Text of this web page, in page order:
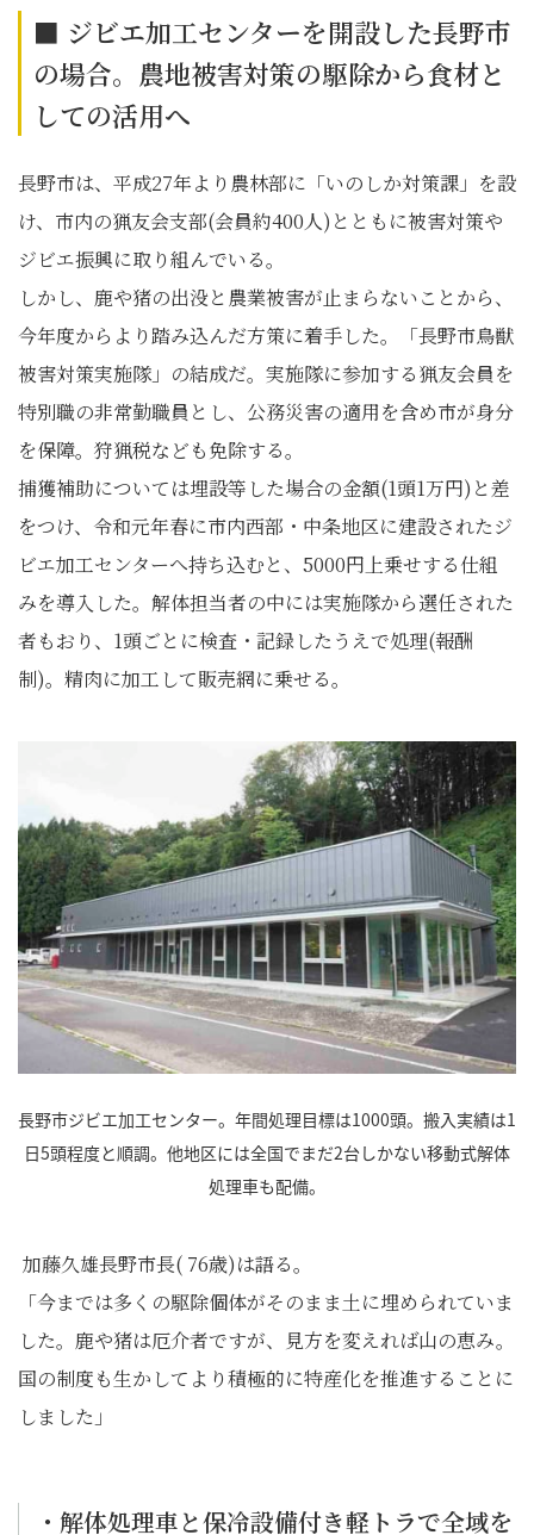
■ ジビエ加工センターを開設した長野市
の場合。農地被害対策の駆除から食材と
しての活用へ
長野市は、平成27年より農林部に「いのしか対策課」を設
け、市内の猟友会支部(会員約400人)とともに被害対策や
ジビエ振興に取り組んでいる。
しかし、鹿や猪の出没と農業被害が止まらないことから、
今年度からより踏み込んだ方策に着手した。「長野市鳥獣
被害対策実施隊」の結成だ。実施隊に参加する猟友会員を
特別職の非常勤職員とし、公務災害の適用を含め市が身分
を保障。狩猟税なども免除する。
捕獲補助については埋設等した場合の金額(1頭1万円)と差
をつけ、令和元年春に市内西部・中条地区に建設されたジ
ビエ加工センターへ持ち込むと、5000円上乗せする仕組
みを導入した。解体担当者の中には実施隊から選任された
者もおり、1頭ごとに検査・記録したうえで処理(報酬
制)。精肉に加工して販売網に乗せる。
長野市ジビエ加工センター。年間処理目標は1000頭。搬入実績は1
日5頭程度と順調。他地区には全国でまだ2台しかない移動式解体
処理車も配備。
加藤久雄長野市長( 76歳)は語る。
「今までは多くの駆除個体がそのまま土に埋められていま
した。鹿や猪は厄介者ですが、見方を変えれば山の恵み。
国の制度も生かしてより積極的に特産化を推進することに
しました」
・解体処理車と保冷設備付き軽トラで全域を